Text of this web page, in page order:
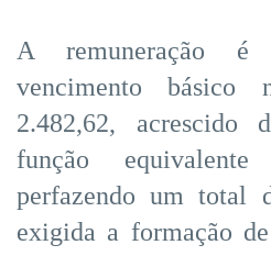
A remuneração é
vencimento
2.482,62, acrescido
função
perfazendo um total
exigida a formação